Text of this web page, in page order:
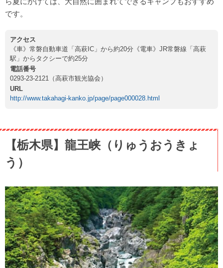
です。
アクセス
《車》常磐自動車道「高萩IC」から約20分《電車》JR常磐線「高萩
駅」からタクシーで約25分
電話番号
0293-23-2121（高萩市観光協会）
URL
http://www.takahagi-kanko.jp/page/page000028.html
【栃木県】龍王峡（りゅうおうきょ
う）